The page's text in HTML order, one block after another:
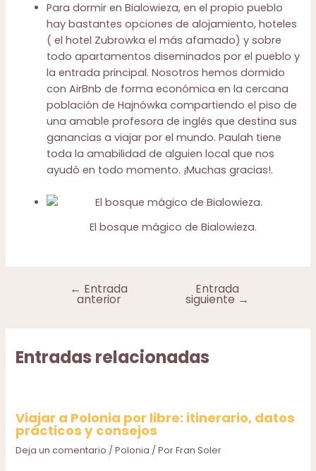
Para dormir en Bialowieza, en el propio pueblo
hay bastantes opciones de alojamiento, hoteles
( elhotel Zubrowkael más afamado) y sobre
todo apartamentos diseminados por el pueblo y
la entrada principal. Nosotros hemos dormido
con AirBnb de forma económica en la cercana
población de Hajnówka compartiendo el piso de
una amable profesora de inglés que destina sus
ganancias a viajar por el mundo. Paulah tiene
toda la amabilidad de alguien local que nos
ayudó en todo momento. ¡Muchas gracias!.
El bosque mágico de Bialowieza.
Navegación
← Entrada
anterior
Entrada
siguiente →
Entradas relacionadas
Viajar a Polonia por libre: itinerario, datos
prácticos y consejos
Deja un comentario /Polonia / PorFran Soler